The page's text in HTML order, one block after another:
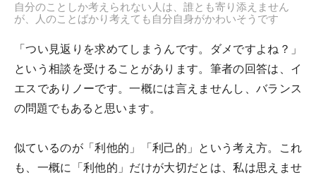
自分のことしか考えられない人は、誰とも寄り添えません
が、人のことばかり考えても自分自身がかわいそうです
「つい見返りを求めてしまうんです。ダメですよね？」
という相談を受けることがあります。筆者の回答は、イ
エスでありノーです。一概には言えませんし、バランス
の問題でもあると思います。
似ているのが「利他的」「利己的」という考え方。これ
も、一概に「利他的」だけが大切だとは、私は思えませ